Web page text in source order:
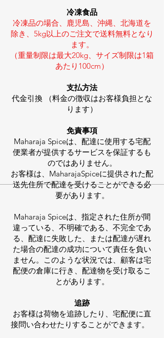
冷凍食品
冷凍品の場合、鹿児島、沖縄、北海道を
除き、5kg以上のご注文で送料無料となり
ます。
（重量制限は最大20kg、サイズ制限は1箱
あたり100cm）
支払方法
代金引換 （料金の徴収はお客様負担とな
ります）
免責事項
Maharaja Spiceは、配達に使用する宅配
便業者が提供するサービスを保証するも
のではありません。
お客様は、MaharajaSpiceに提供された配
送先住所で配達を受けることができる必
要があります。
Maharaja Spiceは、指定された住所が間
違っている、不明確である、不完全であ
る、配達に失敗した、または配達が遅れ
た場合の配達の成功について責任を負い
ません。このような状況では、顧客は宅
配便の倉庫に行き、配達物を受け取るこ
とがあります。
追跡
お客様は荷物を追跡したり、宅配便に直
接問い合わせたりすることができます。